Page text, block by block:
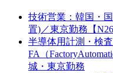
技術営業：韓国・
置)／東京勤務【
半導体用計測・検
FA（
城・東京勤務